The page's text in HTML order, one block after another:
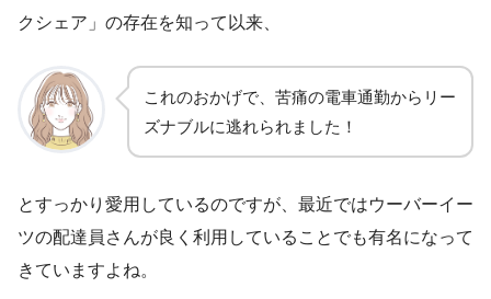
クシェア」の存在を知って以来、
これのおかげで、苦痛の電車通勤からリー
ズナブルに逃れられました！
とすっかり愛用しているのですが、最近ではウーバーイー
ツの配達員さんが良く利用していることでも有名になって
きていますよね。